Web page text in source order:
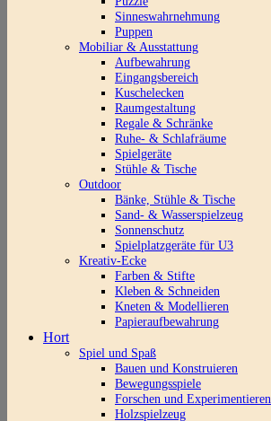
Sinneswahrnehmung
Puppen
Mobiliar & Ausstattung
Aufbewahrung
Eingangsbereich
Kuschelecken
Raumgestaltung
Regale & Schränke
Ruhe- & Schlafräume
Spielgeräte
Stühle & Tische
Outdoor
Bänke, Stühle & Tische
Sand- & Wasserspielzeug
Sonnenschutz
Spielplatzgeräte für U3
Kreativ-Ecke
Farben & Stifte
Kleben & Schneiden
Kneten & Modellieren
Papieraufbewahrung
Hort
Spiel und Spaß
Bauen und Konstruieren
Bewegungsspiele
Forschen und Experimentieren
Holzspielzeug